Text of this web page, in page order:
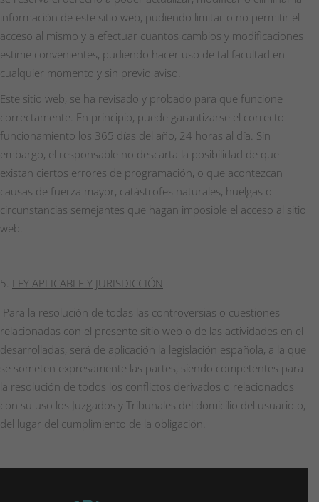
información de este sitio web, pudiendo limitar o no permitir el
acceso al mismo y a efectuar cuantos cambios y modificaciones
estime convenientes, pudiendo hacer uso de tal facultad en
cualquier momento y sin previo aviso.
Este sitio web, se ha revisado y probado para que funcione
correctamente. En principio, puede garantizarse el correcto
funcionamiento los 365 días del año, 24 horas al día. Sin
embargo, el responsable no descarta la posibilidad de que
existan ciertos errores de programación, o que acontezcan
causas de fuerza mayor, catástrofes naturales, huelgas o
circunstancias semejantes que hagan imposible el acceso al sitio
web.
LEY APLICABLE Y JURISDICCIÓN
Para la resolución de todas las controversias o cuestiones
relacionadas con el presente sitio web o de las actividades en el
desarrolladas, será de aplicación la legislación española, a la que
se someten expresamente las partes, siendo competentes para
la resolución de todos los conflictos derivados o relacionados
con su uso los Juzgados y Tribunales del domicilio del usuario o,
del lugar del cumplimiento de la obligación.